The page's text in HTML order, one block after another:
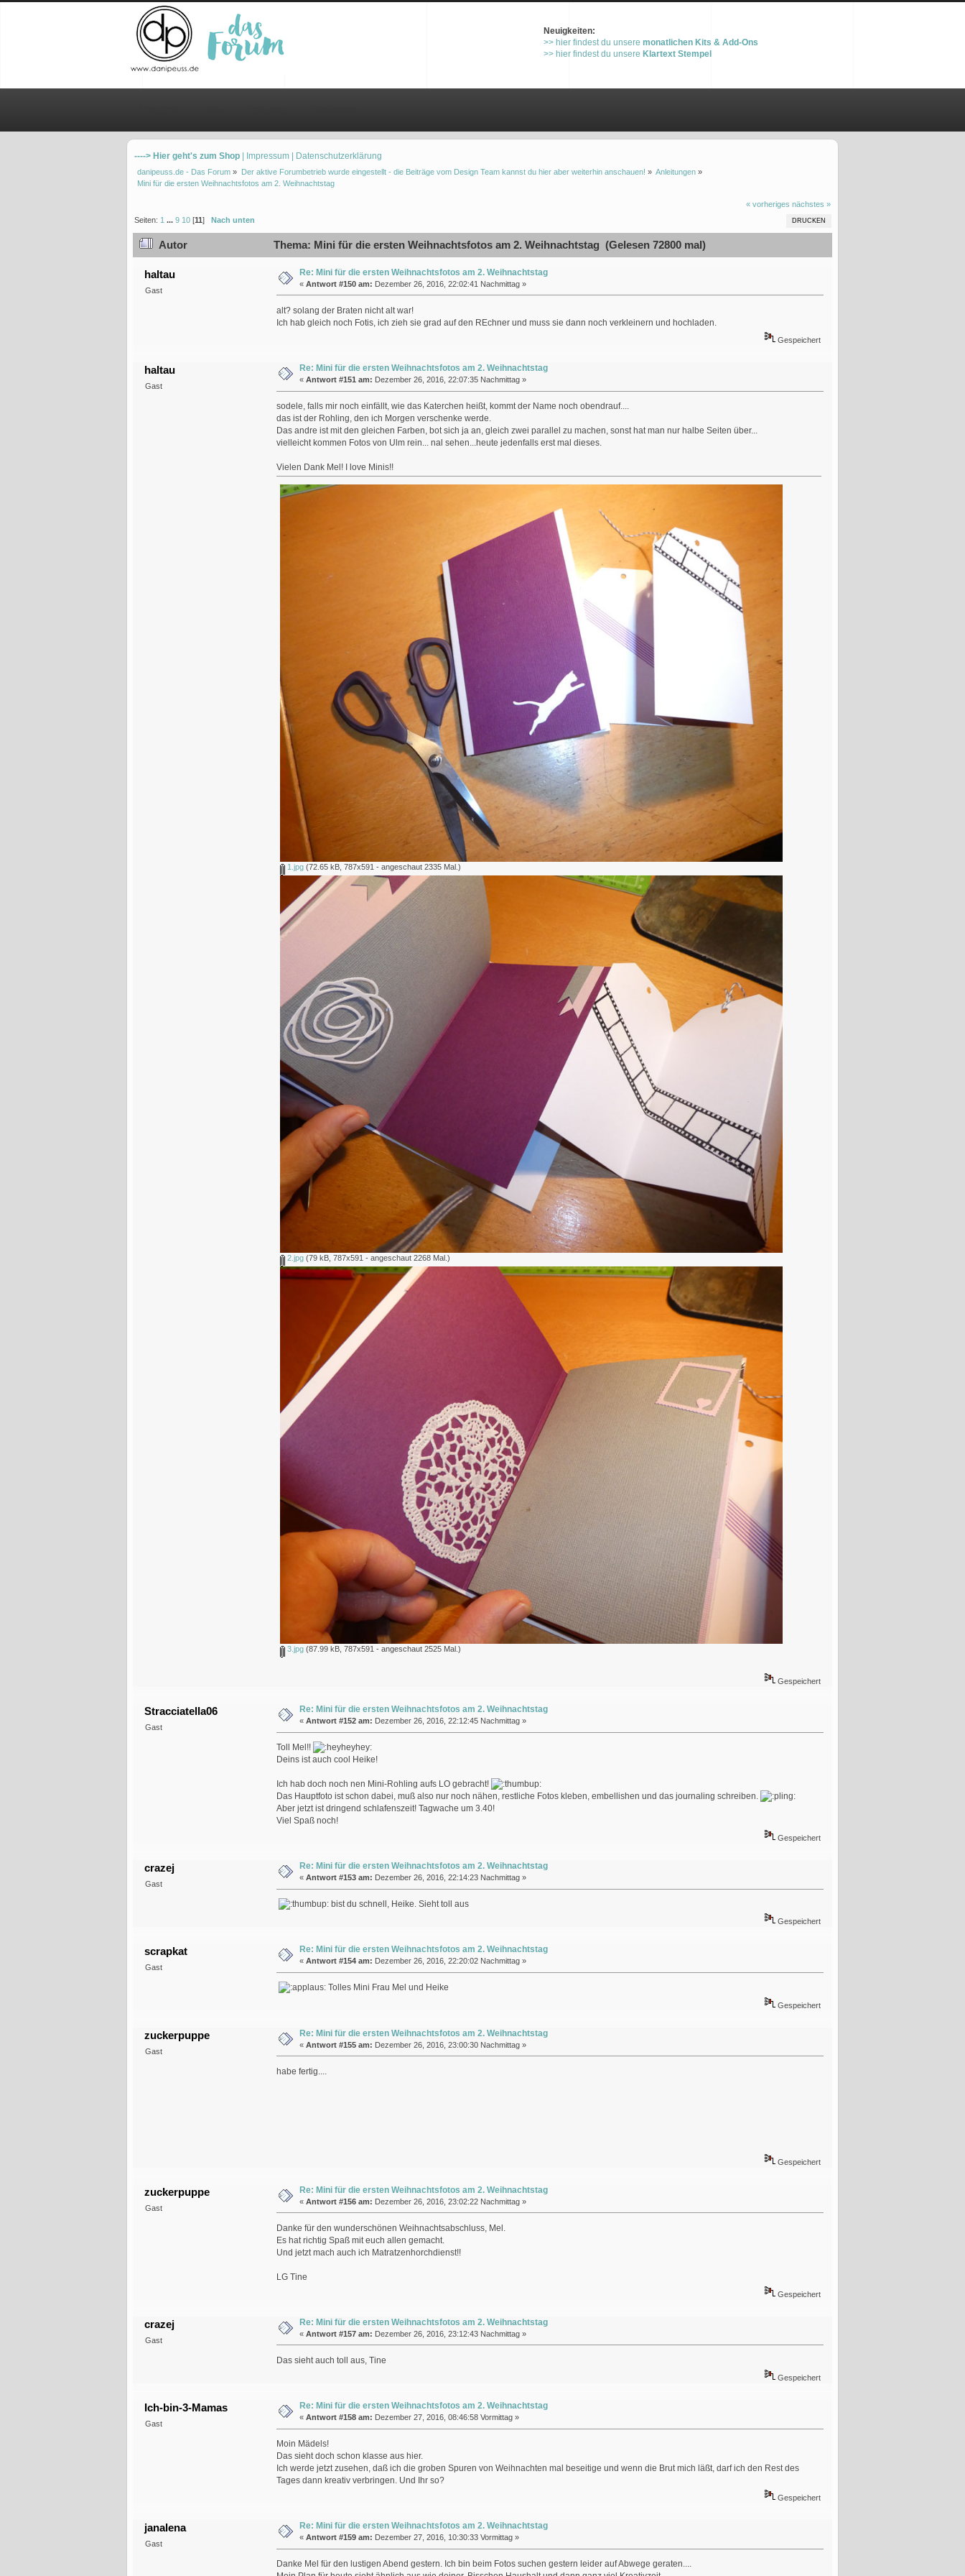
Neuigkeiten:
>> hier findest du unsere monatlichen Kits & Add-Ons
>> hier findest du unsere Klartext Stempel
----> Hier geht's zum Shop | Impressum | Datenschutzerklärung
danipeuss.de - Das Forum » Der aktive Forumbetrieb wurde eingestellt - die Beiträge vom Design Team kannst du hier aber weiterhin anschauen! » Anleitungen»
Mini für die ersten Weihnachtsfotos am 2. Weihnachtstag
« vorheriges nächstes »
DRUCKEN
Seiten: 1 ...9 10 [11] Nach unten
Autor Thema: Mini für die ersten Weihnachtsfotos am 2. Weihnachtstag (Gelesen 72800 mal)
haltau
Gast
Re: Mini für die ersten Weihnachtsfotos am 2. Weihnachtstag
« Antwort #150 am: Dezember 26, 2016, 22:02:41 Nachmittag »
alt? solang der Braten nicht alt war!
Ich hab gleich noch Fotis, ich zieh sie grad auf den REchner und muss sie dann noch verkleinern und hochladen.
Gespeichert
haltau
Gast
Re: Mini für die ersten Weihnachtsfotos am 2. Weihnachtstag
« Antwort #151 am: Dezember 26, 2016, 22:07:35 Nachmittag »
sodele, falls mir noch einfällt, wie das Katerchen heißt, kommt der Name noch obendrauf....
das ist der Rohling, den ich Morgen verschenke werde.
Das andre ist mit den gleichen Farben, bot sich ja an, gleich zwei parallel zu machen, sonst hat man nur halbe Seiten über...
vielleicht kommen Fotos von Ulm rein... nal sehen...heute jedenfalls erst mal dieses.
Vielen Dank Mel! I love Minis!!
1.jpg(72.65 kB, 787x591 - angeschaut 2335 Mal.)
2.jpg(79 kB, 787x591 - angeschaut 2268 Mal.)
3.jpg(87.99 kB, 787x591 - angeschaut 2525 Mal.)
Gespeichert
Stracciatella06
Gast
Re: Mini für die ersten Weihnachtsfotos am 2. Weihnachtstag
« Antwort #152 am: Dezember 26, 2016, 22:12:45 Nachmittag »
Toll Mel!!
Deins ist auch cool Heike!
Ich hab doch noch nen Mini-Rohling aufs LO gebracht!
Das Hauptfoto ist schon dabei, muß also nur noch nähen, restliche Fotos kleben, embellishen und das journaling schreiben.
Aber jetzt ist dringend schlafenszeit! Tagwache um 3.40!
Viel Spaß noch!
Gespeichert
crazej
Gast
Re: Mini für die ersten Weihnachtsfotos am 2. Weihnachtstag
« Antwort #153 am: Dezember 26, 2016, 22:14:23 Nachmittag »
bist du schnell, Heike. Sieht toll aus
Gespeichert
scrapkat
Gast
Re: Mini für die ersten Weihnachtsfotos am 2. Weihnachtstag
« Antwort #154 am: Dezember 26, 2016, 22:20:02 Nachmittag »
Tolles Mini Frau Mel und Heike
Gespeichert
zuckerpuppe
Gast
Re: Mini für die ersten Weihnachtsfotos am 2. Weihnachtstag
« Antwort #155 am: Dezember 26, 2016, 23:00:30 Nachmittag »
habe fertig....
Gespeichert
zuckerpuppe
Gast
Re: Mini für die ersten Weihnachtsfotos am 2. Weihnachtstag
« Antwort #156 am: Dezember 26, 2016, 23:02:22 Nachmittag »
Danke für den wunderschönen Weihnachtsabschluss, Mel.
Es hat richtig Spaß mit euch allen gemacht.
Und jetzt mach auch ich Matratzenhorchdienst!!
LG Tine
Gespeichert
crazej
Gast
Re: Mini für die ersten Weihnachtsfotos am 2. Weihnachtstag
« Antwort #157 am: Dezember 26, 2016, 23:12:43 Nachmittag »
Das sieht auch toll aus, Tine
Gespeichert
Ich-bin-3-Mamas
Gast
Re: Mini für die ersten Weihnachtsfotos am 2. Weihnachtstag
« Antwort #158 am: Dezember 27, 2016, 08:46:58 Vormittag »
Moin Mädels!
Das sieht doch schon klasse aus hier.
Ich werde jetzt zusehen, daß ich die groben Spuren von Weihnachten mal beseitige und wenn die Brut mich läßt, darf ich den Rest des
Tages dann kreativ verbringen. Und Ihr so?
Gespeichert
janalena
Gast
Re: Mini für die ersten Weihnachtsfotos am 2. Weihnachtstag
« Antwort #159 am: Dezember 27, 2016, 10:30:33 Vormittag »
Danke Mel für den lustigen Abend gestern. Ich bin beim Fotos suchen gestern leider auf Abwege geraten....